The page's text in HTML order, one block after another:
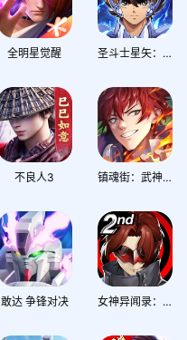
全明星觉醒 圣斗士星矢：重生2
不良人3 镇魂街：武神觉醒
敢达 争锋对决 女神异闻录：夜幕魅影